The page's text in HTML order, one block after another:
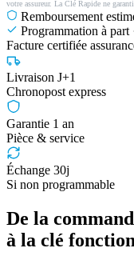
votre assureur. La Clé Rapide ne
Remboursement
Programmation à part
Facture certifiée
Livraison J+1
Chronopost express
Garantie 1 an
Pièce & service
Échange 30j
Si non programmable
De la
à la clé